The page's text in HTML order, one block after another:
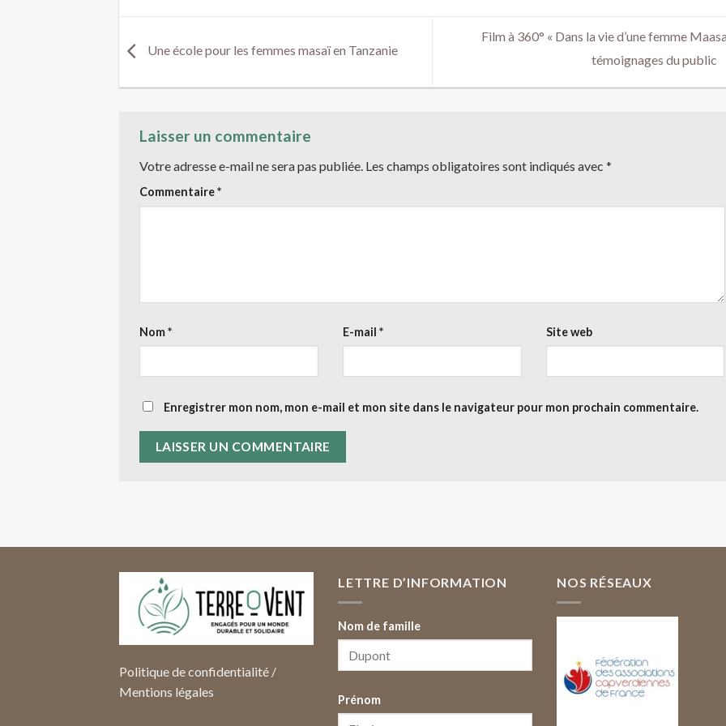
Une école pour les femmes masaï en Tanzanie
Film à 360° « Dans la vie d’une femme
témoignages du public
Laisser un commentaire
Votre adresse e-mail ne sera pas publiée. Les champs obligatoires sont indiqués avec *
Commentaire*
Nom* E-mail * Site web
Enregistrer mon nom, mon e-mail et mon site dans le navigateur pour mon prochain commentaire.
Politique de confidentialité /
Mentions légales
LETTRE D’INFORMATION
Nom de famille
Prénom
NOS RÉSEAUX